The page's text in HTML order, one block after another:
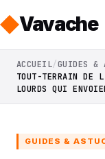
Vavache
ACCUEIL GUIDES &
TOUT-TERRAIN DE
LOURDS QUI
GUIDES &